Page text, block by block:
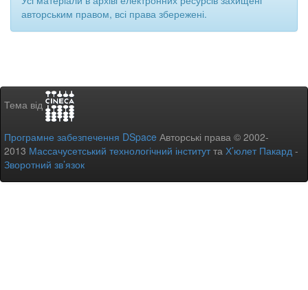
авторським правом, всі права збережені.
Тема від
Програмне забезпечення DSpace Авторські права © 2002-
2013 Массачусетський технологічний інститутта Х’юлет Пакард -
Зворотний зв’язок